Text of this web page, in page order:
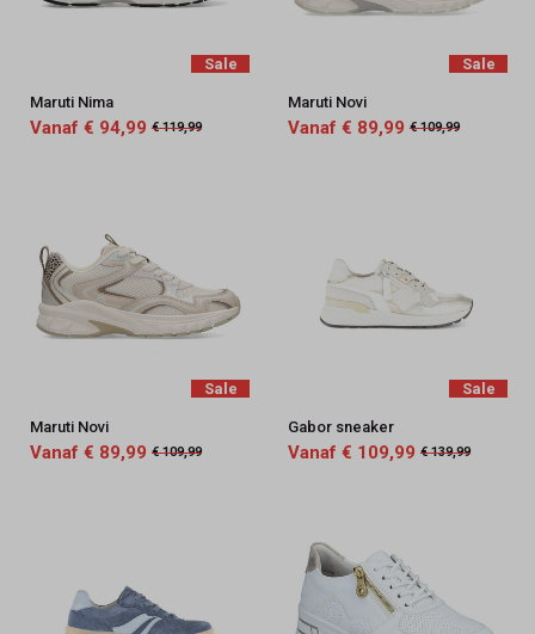
Sale
Maruti Nima
Vanaf € 94,99 € 119,99
Sale
Maruti Novi
Vanaf € 89,99 € 109,99
Sale
Maruti Novi
Vanaf € 89,99 € 109,99
Sale
Gabor sneaker
Vanaf € 109,99 € 139,99